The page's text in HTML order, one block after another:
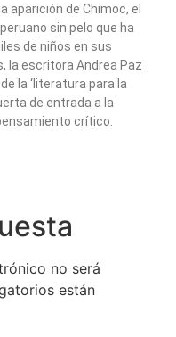
aparición de Chimoc, el
sin pelo que ha
de niños en sus
la escritora Andrea Paz
la ‘literatura para la
de entrada a la
crítico.
no será
están